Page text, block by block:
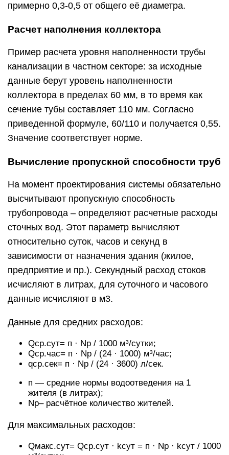
примерно 0,3-0,5 от общего её диаметра.
Расчет наполнения коллектора
Пример расчета уровня наполненности трубы
канализации в частном секторе: за исходные
данные берут уровень наполненности
коллектора в пределах 60 мм, в то время как
сечение тубы составляет 110 мм. Согласно
приведенной формуле, 60/110 и получается 0,55.
Значение соответствует норме.
Вычисление пропускной способности труб
На момент проектирования системы обязательно
высчитывают пропускную способность
трубопровода – определяют расчетные расходы
сточных вод. Этот параметр вычисляют
относительно суток, часов и секунд в
зависимости от назначения здания (жилое,
предприятие и пр.). Секундный расход стоков
исчисляют в литрах, для суточного и часового
данные исчисляют в м3.
Данные для средних расходов:
Qcp.сут= п · Nр / 1000 м³/сутки;
Qcp.час= п · Nр / (24 · 1000) м³/час;
qср.сек= п · Nр / (24 · 3600) л/сек.
п — средние нормы водоотведения на 1
жителя (в литрах);
Nр– расчётное количество жителей.
Для максимальных расходов:
Qмакс.сут= Qcp.сут · kсут = п · Nр · kсут / 1000